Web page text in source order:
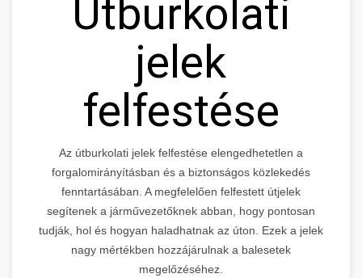
Útburkolati
jelek
felfestése
Az útburkolati jelek felfestése elengedhetetlen a
forgalomirányításban és a biztonságos közlekedés
fenntartásában. A megfelelően felfestett útjelek
segítenek a járművezetőknek abban, hogy pontosan
tudják, hol és hogyan haladhatnak az úton. Ezek a jelek
nagy mértékben hozzájárulnak a balesetek
megelőzéséhez.